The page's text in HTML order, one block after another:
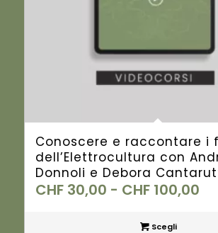
Conoscere e raccontare i
dell’Elettrocultura con
Donnoli e Debora
CHF30,00 - CHF100,00
Scegli